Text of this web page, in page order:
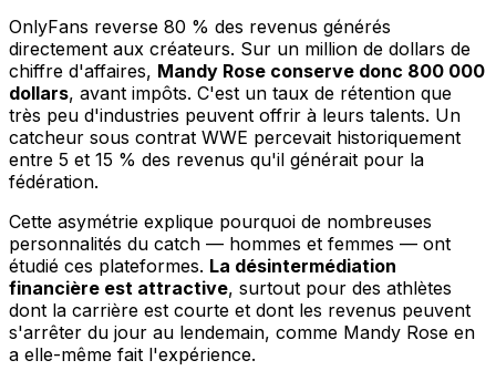
OnlyFans reverse 80 % des revenus générés
directement aux créateurs. Sur un million de dollars de
chiffre d'affaires, Mandy Rose conserve donc 800 000
dollars, avant impôts. C'est un taux de rétention que
très peu d'industries peuvent offrir à leurs talents. Un
catcheur sous contrat WWE percevait historiquement
entre 5 et 15 % des revenus qu'il générait pour la
fédération.
Cette asymétrie explique pourquoi de nombreuses
personnalités du catch — hommes et femmes — ont
étudié ces plateformes. La désintermédiation
financière est attractive, surtout pour des athlètes
dont la carrière est courte et dont les revenus peuvent
s'arrêter du jour au lendemain, comme Mandy Rose en
a elle-même fait l'expérience.